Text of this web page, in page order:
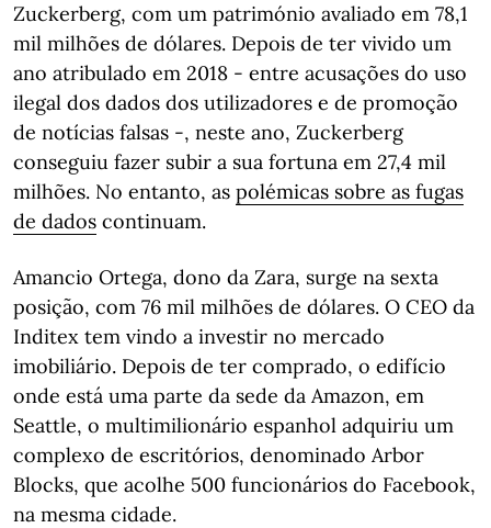
Zuckerberg, com um património avaliado em 78,1
mil milhões de dólares. Depois de ter vivido um
ano atribulado em 2018 - entre acusações do uso
ilegal dos dados dos utilizadores e de promoção
de notícias falsas -, neste ano, Zuckerberg
conseguiu fazer subir a sua fortuna em 27,4 mil
milhões. No entanto, as polémicas sobre as fugas
de dados continuam.
Amancio Ortega, dono da Zara, surge na sexta
posição, com 76 mil milhões de dólares. O CEO da
Inditex tem vindo a investir no mercado
imobiliário. Depois de ter comprado, o edifício
onde está uma parte da sede da Amazon, em
Seattle, o multimilionário espanhol adquiriu um
complexo de escritórios, denominado Arbor
Blocks, que acolhe 500 funcionários do Facebook,
na mesma cidade.